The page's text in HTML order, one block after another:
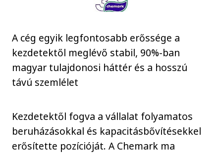
A cég egyik legfontosabb erőssége a
kezdetektől meglévő stabil, 90%-ban
magyar tulajdonosi háttér és a hosszú
távú szemlélet
Kezdetektől fogva a vállalat folyamatos
beruházásokkal és kapacitásbővítésekkel
erősítette pozícióját. A Chemark ma